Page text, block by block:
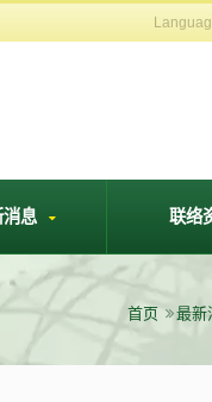
息 联络
首页 最新